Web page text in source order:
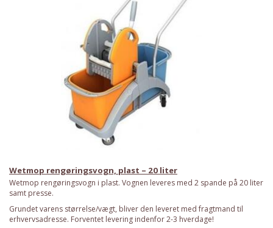
Wetmop rengøringsvogn, plast – 20 liter
Wetmop rengøringsvogn i plast. Vognen leveres med 2 spande på 20 liter
samt presse.
Grundet varens størrelse/vægt, bliver den leveret med fragtmand til
erhvervsadresse. Forventet levering indenfor 2-3 hverdage!